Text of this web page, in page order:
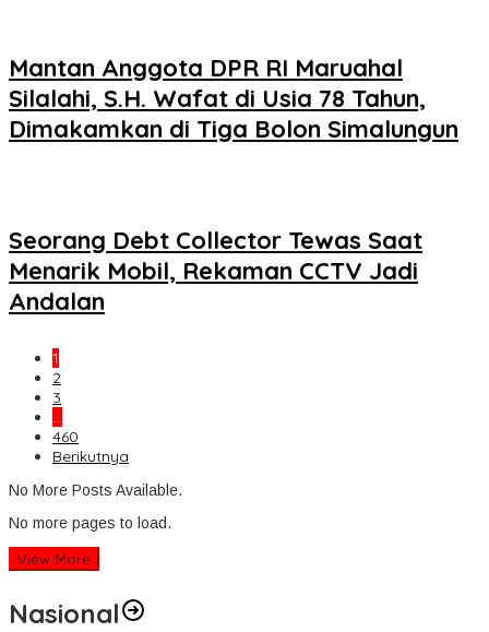
Mantan Anggota DPR RI Maruahal
Silalahi, S.H. Wafat di Usia 78 Tahun,
Dimakamkan di Tiga Bolon Simalungun
Seorang Debt Collector Tewas Saat
Menarik Mobil, Rekaman CCTV Jadi
Andalan
1
2
3
…
460
Berikutnya
No More Posts Available.
No more pages to load.
View More
Nasional